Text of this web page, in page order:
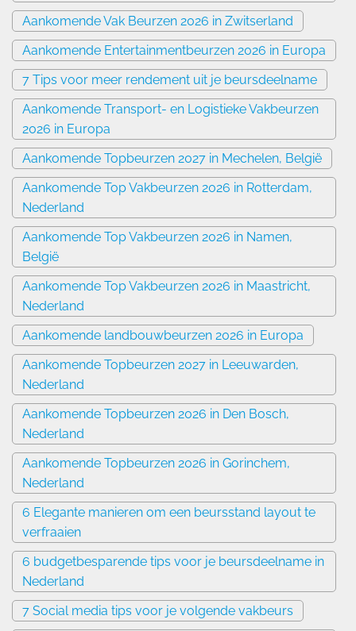
Aankomende Vak Beurzen 2026 in Zwitserland
Aankomende Entertainmentbeurzen 2026 in Europa
7 Tips voor meer rendement uit je beursdeelname
Aankomende Transport- en Logistieke Vakbeurzen
2026 in Europa
Aankomende Topbeurzen 2027 in Mechelen, België
Aankomende Top Vakbeurzen 2026 in Rotterdam,
Nederland
Aankomende Top Vakbeurzen 2026 in Namen,
België
Aankomende Top Vakbeurzen 2026 in Maastricht,
Nederland
Aankomende landbouwbeurzen 2026 in Europa
Aankomende Topbeurzen 2027 in Leeuwarden,
Nederland
Aankomende Topbeurzen 2026 in Den Bosch,
Nederland
Aankomende Topbeurzen 2026 in Gorinchem,
Nederland
6 Elegante manieren om een beursstand layout te
verfraaien
6 budgetbesparende tips voor je beursdeelname in
Nederland
7 Social media tips voor je volgende vakbeurs